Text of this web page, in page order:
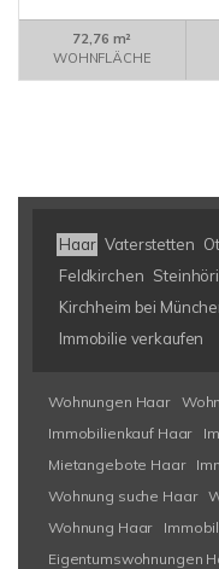
72,76 m²
WOHNFLÄCHE
Haar Vaterstetten
Feldkirchen
Kirchheim bei
Immobilie verkaufen
Wohnungen Haar
Immobilienkauf Haar
Mietangebote Haar
Wohnung suche Haar
Wohnung Haar
Eigentumswohnungen